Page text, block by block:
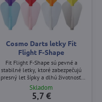
Cosmo Darts letky Fit
Flight F-Shape
Fit Flight F-Shape sú pevné a
stabilné letky, ktoré zabezpečujú
presný let šípky a dlhú životnosť.
Balenie obsahuje 3 kusy.
Skladom
5,7 €